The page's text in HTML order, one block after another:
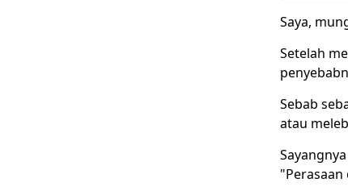
Saya,
Setelah
Sebab
atau